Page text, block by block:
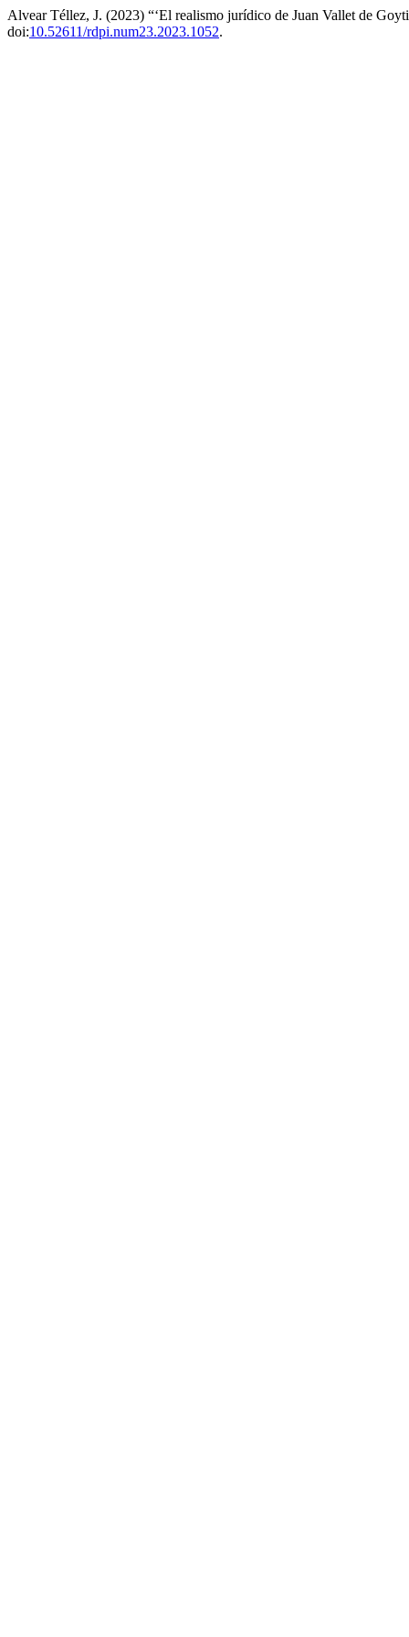
Alvear Téllez, J. (2023) “‘El realismo jurídico de Juan Vallet de
doi:10.52611/rdpi.num23.2023.1052.